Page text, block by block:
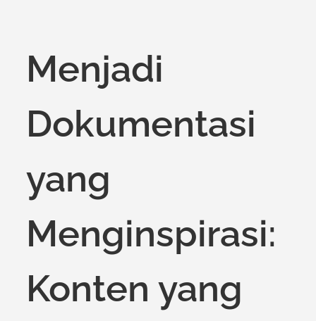
Menjadi
Dokumentasi
yang
Menginspirasi:
Konten yang